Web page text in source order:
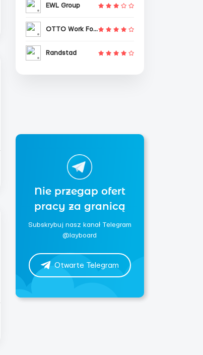
EWL Group
OTTO Work Force
Randstad
Nie przegap ofert
pracy za granicą
Subskrybuj nasz kanał Telegram
@layboard
Otwarte Telegram